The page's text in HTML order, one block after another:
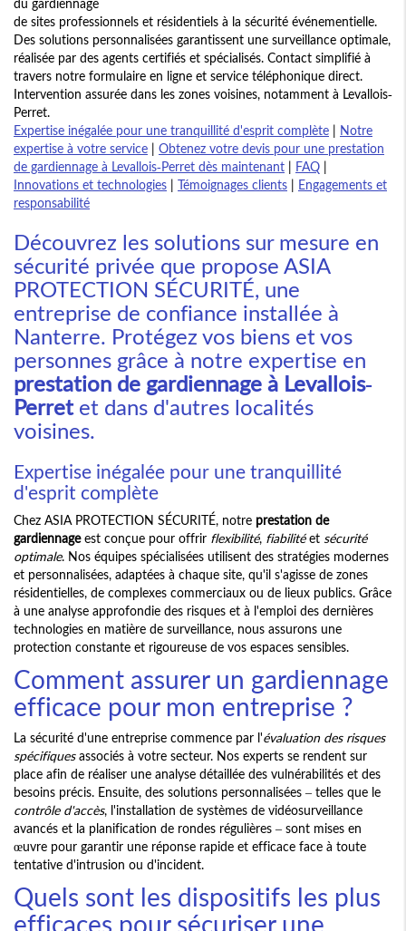
du gardiennage
de sites professionnels et résidentiels à la sécurité événementielle.
Des solutions personnalisées garantissent une surveillance optimale,
réalisée par des agents certifiés et spécialisés. Contact simplifié à
travers notre formulaire en ligne et service téléphonique direct.
Intervention assurée dans les zones voisines, notamment à Levallois-
Perret.
Expertise inégalée pour une tranquillité d'esprit complète | Notre
expertise à votre service | Obtenez votre devis pour une prestation
de gardiennage à Levallois-Perret dès maintenant | FAQ |
Innovations et technologies | Témoignages clients | Engagements et
responsabilité
Découvrez les solutions sur mesure en
sécurité privée que propose ASIA
PROTECTION SÉCURITÉ, une
entreprise de confiance installée à
Nanterre. Protégez vos biens et vos
personnes grâce à notre expertise en
prestation de gardiennage à Levallois-
Perretet dans d'autres localités
voisines.
Expertise inégalée pour une tranquillité
d'esprit complète
Chez ASIA PROTECTION SÉCURITÉ, notre prestation de
gardiennageest conçue pour offrir flexibilité, fiabilitéet sécurité
optimale. Nos équipes spécialisées utilisent des stratégies modernes
et personnalisées, adaptées à chaque site, qu'il s'agisse de zones
résidentielles, de complexes commerciaux ou de lieux publics. Grâce
à une analyse approfondie des risques et à l'emploi des dernières
technologies en matière de surveillance, nous assurons une
protection constante et rigoureuse de vos espaces sensibles.
Comment assurer un gardiennage
efficace pour mon entreprise ?
La sécurité d'une entreprise commence par l'évaluation des risques
spécifiquesassociés à votre secteur. Nos experts se rendent sur
place afin de réaliser une analyse détaillée des vulnérabilités et des
besoins précis. Ensuite, des solutions personnalisées – telles que le
contrôle d'accès, l'installation de systèmes de vidéosurveillance
avancés et la planification de rondes régulières – sont mises en
œuvre pour garantir une réponse rapide et efficace face à toute
tentative d'intrusion ou d'incident.
Quels sont les dispositifs les plus
efficaces pour sécuriser une